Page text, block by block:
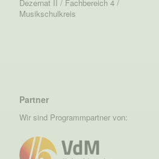
Dezernat II / Fachbereich 4 /
Musikschulkreis
Partner
Wir sind Programmpartner von: